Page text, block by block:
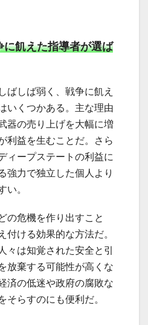
に飢えた指導者が選ば
ばしば弱く、戦争に飢え
いくつかある。主な理由
器の売り上げを大幅に増
利益を生むことだ。さら
ィープステートの利益に
強力で独立した個人より
い。
の危機を作り出すこと
付ける効果的な方法だ。
々は知覚された安全と引
放棄する可能性が高くな
済の低迷や政府の腐敗な
そらすのにも便利だ。